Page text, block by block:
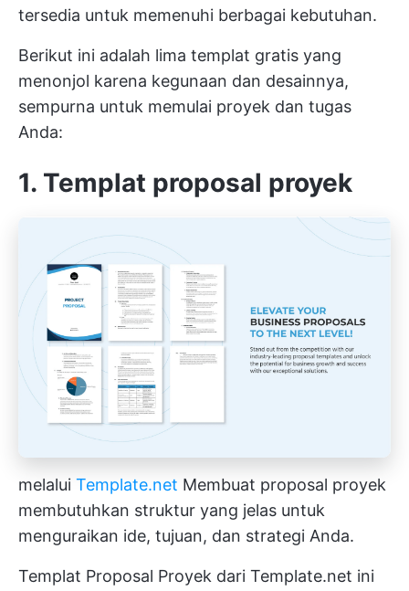
tersedia untuk memenuhi berbagai kebutuhan.
Berikut ini adalah lima templat gratis yang
menonjol karena kegunaan dan desainnya,
sempurna untuk memulai proyek dan tugas
Anda:
1. Templat proposal proyek
melalui Template.net Membuat proposal proyek
membutuhkan struktur yang jelas untuk
menguraikan ide, tujuan, dan strategi Anda.
Templat Proposal Proyek dari Template.net ini